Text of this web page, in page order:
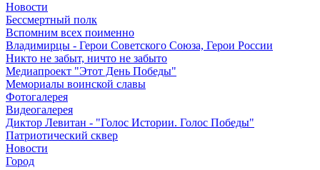
Новости
Бессмертный полк
Вспомним всех поименно
Владимирцы - Герои Советского Союза, Герои России
Никто не забыт, ничто не забыто
Медиапроект "Этот День Победы"
Мемориалы воинской славы
Фотогалерея
Видеогалерея
Диктор Левитан - "Голос Истории. Голос Победы"
Патриотический сквер
Новости
Город